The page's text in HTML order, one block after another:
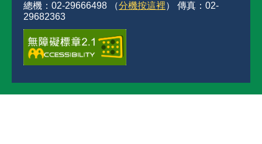
總機：02-29666498 （分機按這裡） 傳真：02-
29682363